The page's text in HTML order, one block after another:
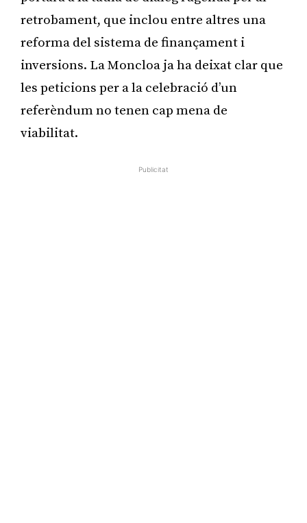
retrobament, que inclou entre altres una
reforma del sistema de finançament i
inversions. La Moncloa ja ha deixat clar que
les peticions per a la celebració d’un
referèndum no tenen cap mena de
viabilitat.
Publicitat